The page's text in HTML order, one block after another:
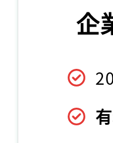
企